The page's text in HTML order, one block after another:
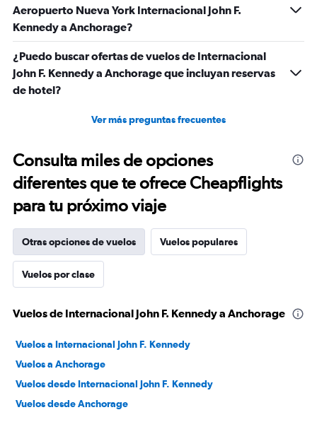
Aeropuerto Nueva York Internacional John F.
Kennedy a Anchorage?
¿Puedo buscar ofertas de vuelos de Internacional
John F. Kennedy a Anchorage que incluyan reservas
de hotel?
Ver más preguntas frecuentes
Consulta miles de opciones
diferentes que te ofrece Cheapflights
para tu próximo viaje
Otras opciones de vuelos Vuelos populares
Vuelos por clase
Vuelos de Internacional John F. Kennedy a Anchorage
Vuelos a Internacional John F. Kennedy
Vuelos a Anchorage
Vuelos desde Internacional John F. Kennedy
Vuelos desde Anchorage